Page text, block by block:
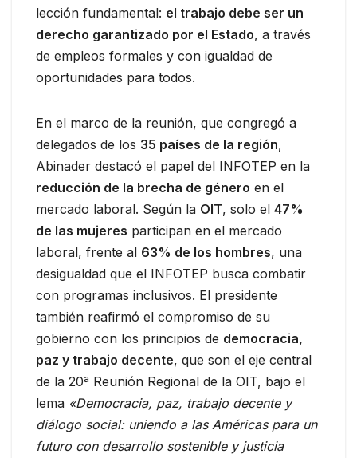
lección fundamental: el trabajo debe ser un
derecho garantizado por el Estado, a través
de empleos formales y con igualdad de
oportunidades para todos.
En el marco de la reunión, que congregó a
delegados de los 35 países de la región,
Abinader destacó el papel del INFOTEP en la
reducción de la brecha de género en el
mercado laboral. Según la OIT, solo el 47%
de las mujeres participan en el mercado
laboral, frente al 63% de los hombres, una
desigualdad que el INFOTEP busca combatir
con programas inclusivos. El presidente
también reafirmó el compromiso de su
gobierno con los principios de democracia,
paz y trabajo decente, que son el eje central
de la 20ª Reunión Regional de la OIT, bajo el
lema «Democracia, paz, trabajo decente y
diálogo social: uniendo a las Américas para un
futuro con desarrollo sostenible y justicia